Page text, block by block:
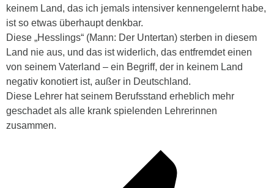
keinem Land, das ich jemals intensiver kennengelernt habe,
ist so etwas überhaupt denkbar.
Diese „Hesslings“ (Mann: Der Untertan) sterben in diesem
Land nie aus, und das ist widerlich, das entfremdet einen
von seinem Vaterland – ein Begriff, der in keinem Land
negativ konotiert ist, außer in Deutschland.
Diese Lehrer hat seinem Berufsstand erheblich mehr
geschadet als alle krank spielenden Lehrerinnen
zusammen.